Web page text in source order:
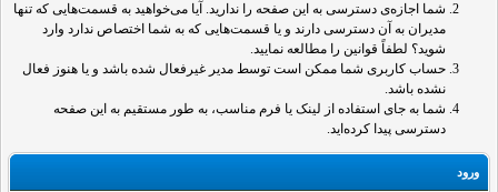
شما اجازه‌ی دسترسی به این صفحه را ندارید. آیا می‌خواهید به قسمت‌هایی که تنها
مدیران به آن دسترسی دارند و یا قسمت‌هایی که به شما اختصاص ندارد وارد
شوید؟ لطفاً قوانین را مطالعه نمایید.
حساب کاربری شما ممکن است توسط مدیر غیرفعال شده باشد و یا هنوز فعال
نشده باشد.
شما به جای استفاده از لینک یا فرم مناسب، به طور مستقیم به این صفحه
دسترسی پیدا کرده‌اید.
ورود